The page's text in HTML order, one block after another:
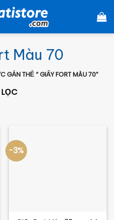
Màu 70
GẮN THẺ “ GIẤY FORT MÀU 70”
LỌC
-3%